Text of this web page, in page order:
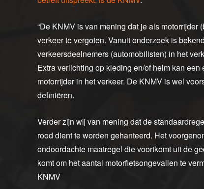
“De KNMV is van mening dat je als
verkeer te vergoten. Vanuit onderzoek is
verkeersdeelnemers (automobilisten) in het
Extra verlichting op kleding en/of helm kan
motorrijder in het verkeer. De KNMV is wel
definiëren.
Verder zijn wij van mening dat de
rood dient te worden gehanteerd. Het
ondoordachte maatregel die voortkomt uit de
komt om het aantal motorfietsongevallen te
KNMV